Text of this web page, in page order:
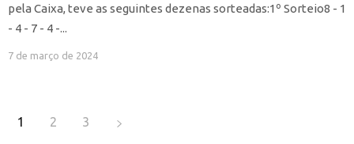
pela Caixa, teve as seguintes dezenas sorteadas:1º Sorteio8 - 1
- 4 - 7 - 4 -...
7 de março de 2024
1 2 3